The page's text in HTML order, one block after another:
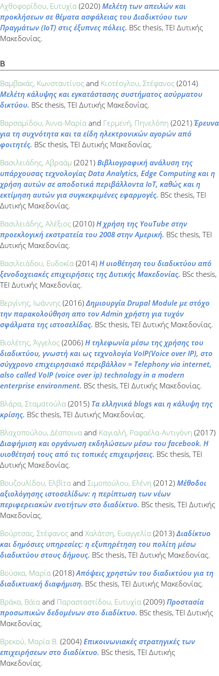
Αχθοφορίδου, Ευτυχία (2020) Μελέτη των απειλών και
προκλήσεων σε θέματα ασφάλειας του Διαδικτύου των
Πραγμάτων (ΙοΤ) στις έξυπνες πόλεις. BSc thesis, ΤΕΙ Δυτικής
Μακεδονίας.
Β
Βαμβακάς, Κωνσταντίνος and Κιοτέογλου, Στέφανος (2014)
Μελέτη κάλυψης και εγκατάστασης συστήματος ασύρματου
δικτύου. BSc thesis, ΤΕΙ Δυτικής Μακεδονίας.
Βαρσαμίδου, Άννα-Μαρία and Γερμενή, Πηνελόπη (2021) Έρευνα
για τη συχνότητα και τα είδη ηλεκτρονικών αγορών από
φοιτητές. BSc thesis, ΤΕΙ Δυτικής Μακεδονίας.
Βασιλειάδης, Αβραάμ (2021) Βιβλιογραφική ανάλυση της
υπάρχουσας τεχνολογίας Data Analytics, Edge Computing και η
χρήση αυτών σε αποδοτικά περιβάλλοντα IoT, καθώς και η
εκτίμηση αυτών για συγκεκριμένες εφαρμογές. BSc thesis, ΤΕΙ
Δυτικής Μακεδονίας.
Βασιλειάδης, Αλέξιος (2010) Η χρήση της YouTube στην
προεκλογική εκστρατεία του 2008 στην Αμερική. BSc thesis, ΤΕΙ
Δυτικής Μακεδονίας.
Βασιλειάδου, Ευδοκία (2014) Η υιοθέτηση του διαδικτύου από
ξενοδοχειακές επιχειρήσεις της Δυτικής Μακεδονίας. BSc thesis,
ΤΕΙ Δυτικής Μακεδονίας.
Βεργίνης, Ιωάννης (2016) Δημιουργία Drupal Module με στόχο
την παρακολούθηση απο τον Admin χρήστη για τυχόν
σφάλματα της ιστοσελίδας. BSc thesis, ΤΕΙ Δυτικής Μακεδονίας.
Βιολέτης, Άγγελος (2006) Η τηλεφωνία μέσω της χρήσης του
διαδικτύου, γνωστή και ως τεχνολογία VoIP(Voice over IP), στο
σύγχρονο επιχειρησιακό περιβάλλον = Telephony via internet,
also called VoIP (voice over ip) technology in a modern
enterprise environment. BSc thesis, ΤΕΙ Δυτικής Μακεδονίας.
Βλάρα, Σταματούλα (2015) Τα ελληνικά blogs και η κάλυψη της
κρίσης. BSc thesis, ΤΕΙ Δυτικής Μακεδονίας.
Βλαχοπούλου, Δέσποινα and Καγιαλή, Ραφαέλα-Αντιγόνη (2017)
Διαφήμιση και οργάνωση εκδηλώσεων μέσω του facebook. H
υιοθέτησή τους από τις τοπικές επιχειρήσεις. BSc thesis, ΤΕΙ
Δυτικής Μακεδονίας.
Βουζουλίδου, Ελβίτα and Σιμοπούλου, Ελένη (2012) Μέθοδοι
αξιολόγησης ιστοσελίδων: η περίπτωση των νέων
περιφερειακών ενοτήτων στο διαδίκτυο. BSc thesis, ΤΕΙ Δυτικής
Μακεδονίας.
Βούρτσας, Στέφανος and Χαλάτση, Ευαγγελία (2013) Διαδίκτυο
και δημόσιες υπηρεσίες: η εξυπηρέτηση του πολίτη μέσω
διαδικτύου στους δήμους. BSc thesis, ΤΕΙ Δυτικής Μακεδονίας.
Βούσκα, Μαρία (2018)Απόψεις χρηστών του διαδικτύου για τη
διαδικτυακή διαφήμιση. BSc thesis, ΤΕΙ Δυτικής Μακεδονίας.
Βράκα, Βάϊα and Παρασταστίδου, Ευτυχία (2009) Προστασία
προσωπικών δεδομένων στο διαδίκτυο. BSc thesis, ΤΕΙ Δυτικής
Μακεδονίας.
Βρεκού, Μαρία Β. (2004) Επικοινωνιακές στρατηγικές των
επιχειρήσεων στο διαδίκτυο. BSc thesis, ΤΕΙ Δυτικής
Μακεδονίας.